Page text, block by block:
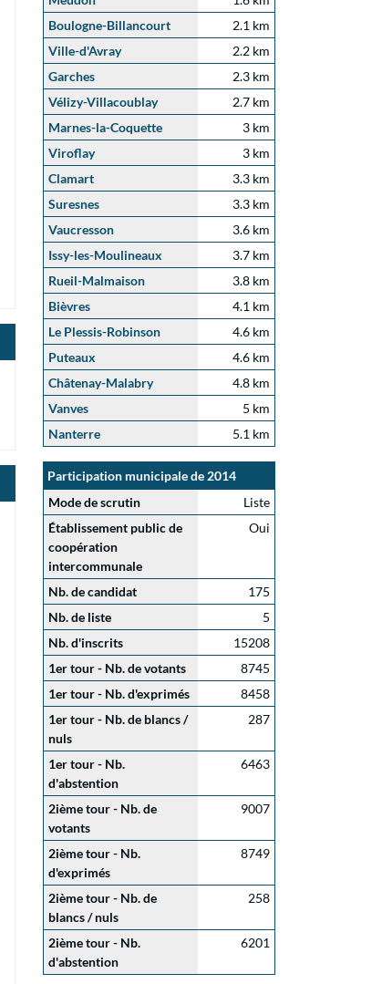
Boulogne-Billancourt
2.1 km
Ville-d'Avray
2.2 km
Garches
2.3 km
Vélizy-Villacoublay
2.7 km
Marnes-la-Coquette
3 km
Viroflay
3 km
Clamart
3.3 km
Suresnes
3.3 km
Vaucresson
3.6 km
Issy-les-Moulineaux
3.7 km
Rueil-Malmaison
3.8 km
Bièvres
4.1 km
Le Plessis-Robinson
4.6 km
Puteaux
4.6 km
Châtenay-Malabry
4.8 km
Vanves
5 km
Nanterre
5.1 km
Participation municipale de 2014
Mode de scrutin
Liste
Établissement public de
coopération
intercommunale
Oui
Nb. de candidat
175
Nb. de liste
5
Nb. d'inscrits
15208
1er tour - Nb. de votants
8745
1er tour - Nb. d'exprimés
8458
1er tour - Nb. de blancs /
nuls
287
1er tour - Nb.
d'abstention
6463
2ième tour - Nb. de
votants
9007
2ième tour - Nb.
d'exprimés
8749
2ième tour - Nb. de
blancs / nuls
258
2ième tour - Nb.
d'abstention
6201